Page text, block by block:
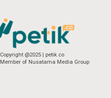
Copyright @2025 | petik.co
Member of Nusatama Media Group